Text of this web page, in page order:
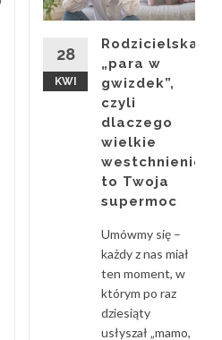
28
KWI
Rodzicielska
„para w
gwizdek”,
czyli
dlaczego
wielkie
westchnienie
to Twoja
supermoc
Umówmy się –
każdy z nas miał
ten moment, w
którym po raz
dziesiąty
usłyszał „mamo,